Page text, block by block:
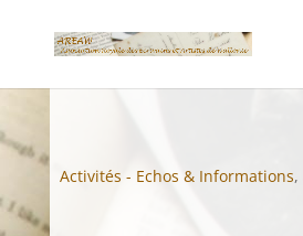
Activités - Echos & Informations,